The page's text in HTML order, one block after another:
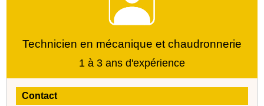
Technicien en mécanique et chaudronnerie
1 à 3 ans d'expérience
Contact